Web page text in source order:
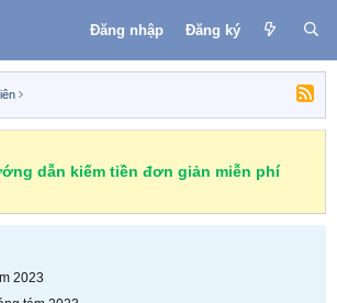
Đăng nhập Đăng ký
dẫn kiếm tiền đơn giản miễn phí
2023